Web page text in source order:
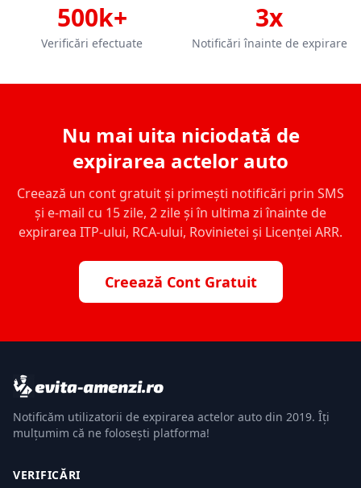
500k+
Verificări efectuate
3x
Notificări înainte de expirare
Nu mai uita niciodată de
expirarea actelor auto
Creează un cont gratuit și primești notificări prin SMS
și e-mail cu 15 zile, 2 zile și în ultima zi înainte de
expirarea ITP-ului, RCA-ului, Rovinietei și Licenței ARR.
Creează Cont Gratuit
Notificăm utilizatorii de expirarea actelor auto din 2019. Îți
mulțumim că ne folosești platforma!
VERIFICĂRI